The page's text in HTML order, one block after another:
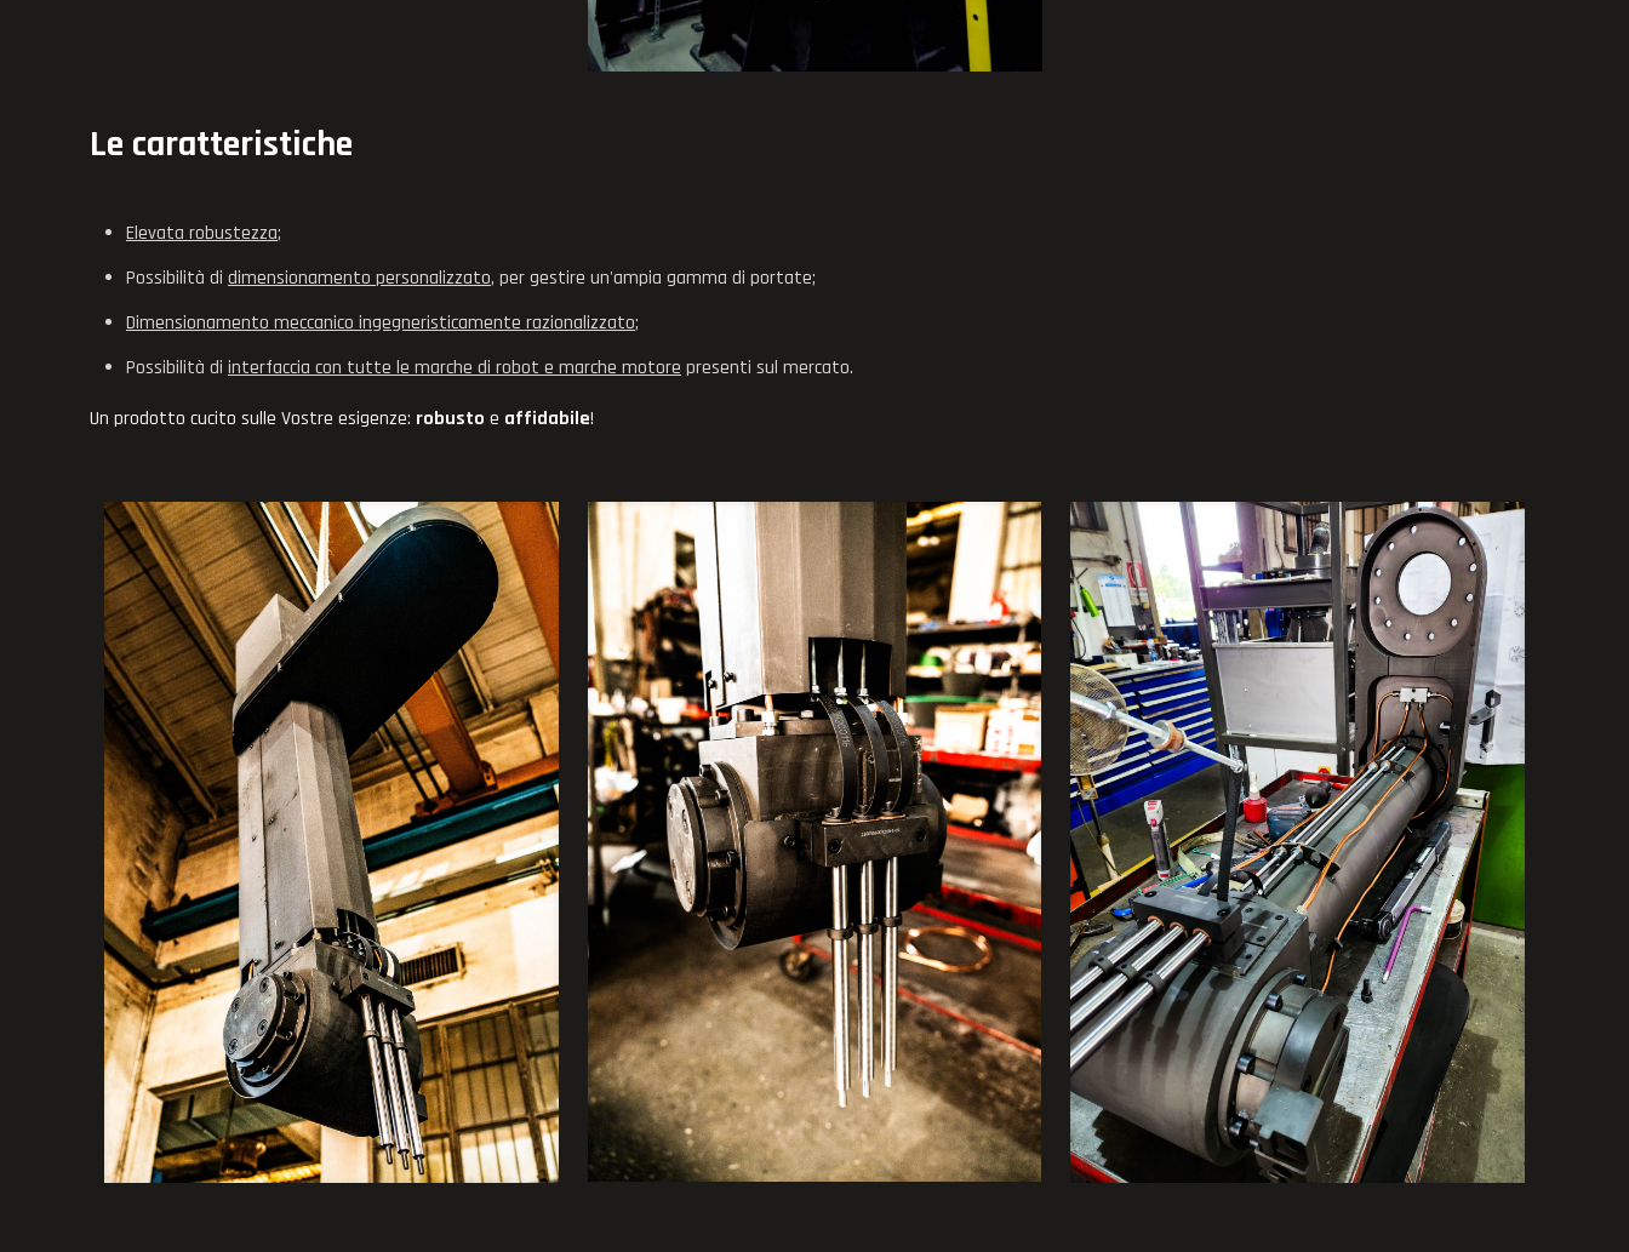
Le caratteristiche
Elevata robustezza;
Possibilità di dimensionamento personalizzato, per gestire un'ampia gamma di portate;
Dimensionamento meccanico ingegneristicamente razionalizzato;
Possibilità di interfaccia con tutte le marche di robot e marche motore presenti sul mercato.
Un prodotto cucito sulle Vostre esigenze: robusto e affidabile!